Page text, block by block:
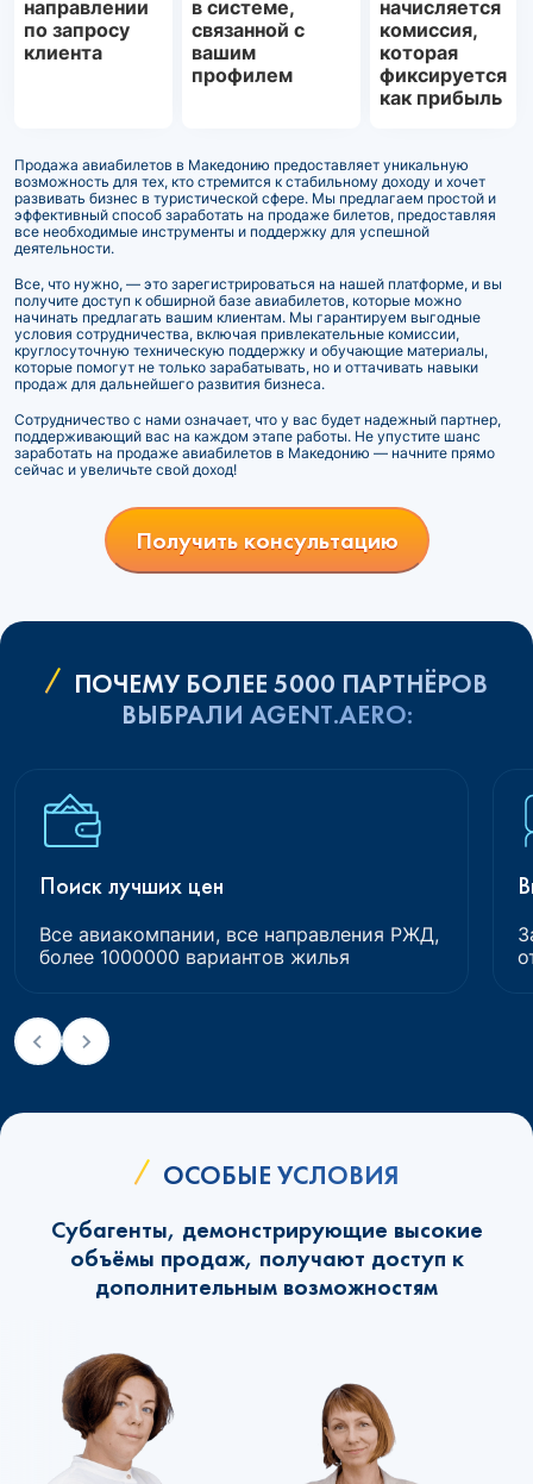
направлении
по запросу
клиента
в системе,
связанной с
вашим
профилем
начисляется
комиссия,
которая
фиксируется
как прибыль
Продажа авиабилетов в Македонию предоставляет уникальную
возможность для тех, кто стремится к стабильному доходу и хочет
развивать бизнес в туристической сфере. Мы предлагаем простой и
эффективный способ заработать на продаже билетов, предоставляя
все необходимые инструменты и поддержку для успешной
деятельности.
Все, что нужно, — это зарегистрироваться на нашей платформе, и вы
получите доступ к обширной базе авиабилетов, которые можно
начинать предлагать вашим клиентам. Мы гарантируем выгодные
условия сотрудничества, включая привлекательные комиссии,
круглосуточную техническую поддержку и обучающие материалы,
которые помогут не только зарабатывать, но и оттачивать навыки
продаж для дальнейшего развития бизнеса.
Сотрудничество с нами означает, что у вас будет надежный партнер,
поддерживающий вас на каждом этапе работы. Не упустите шанс
заработать на продаже авиабилетов в Македонию — начните прямо
сейчас и увеличьте свой доход!
Получить консультацию
ПОЧЕМУ БОЛЕЕ 5000 ПАРТНЁРОВ
ВЫБРАЛИ AGENT.AERO:
Поиск лучших цен
Все авиакомпании, все направления РЖД,
более 1000000 вариантов жилья
ОСОБЫЕ УСЛОВИЯ
Субагенты, демонстрирующие высокие
объёмы продаж, получают доступ к
дополнительным возможностям